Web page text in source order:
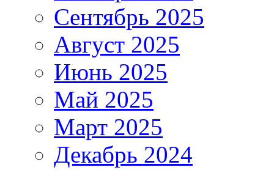
Сентябрь 2025
Август 2025
Июнь 2025
Май 2025
Март 2025
Декабрь 2024